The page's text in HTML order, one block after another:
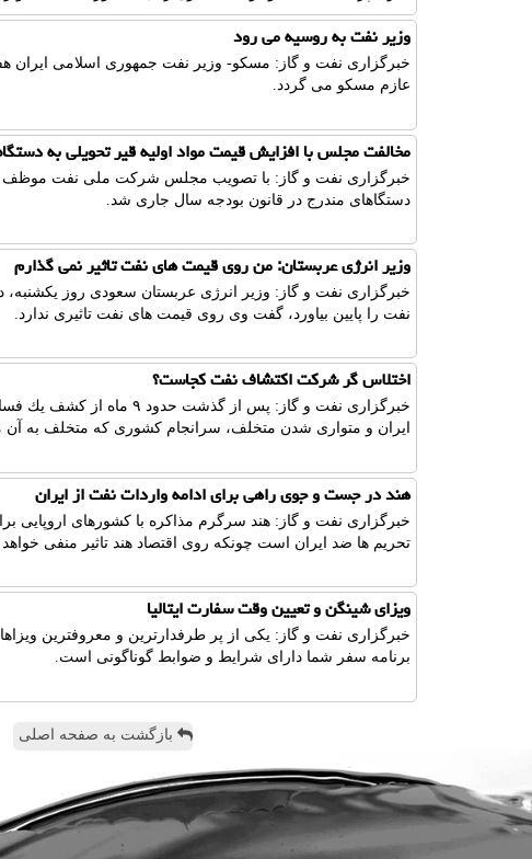
وزیر نفت به روسیه می رود
عازم مسكو می گردد.
مخالفت مجلس با افزایش قیمت مواد اولیه قیر تحویلی به
خبرگزاری نفت و گاز: با تصویب مجلس شركت ملی نفت موظف به
دستگاهای مندرج در قانون بودجه سال جاری شد.
وزیر انرژی عربستان: من روی قیمت های نفت تاثیر نمی گذارم
خبرگزاری نفت و گاز: وزیر انرژی عربستان سعودی روز یكشنبه،
نفت را پایین بیاورد، گفت وی روی قیمت های نفت تاثیری ندارد.
اختلاس گر شركت اكتشاف نفت كجاست؟
خبرگزاری نفت و گاز: پس از
ایران و متواری شدن متخلف، سرانجام كشوری كه متخلف به
هند در جست و جوی راهی برای ادامه واردات نفت از ایران
خبرگزاری نفت و گاز: هند سرگرم مذاكره با كشورهای اروپایی
تحریم ها ضد ایران است چونكه روی اقتصاد هند تاثیر منفی
ویزای شینگن و تعیین وقت سفارت ایتالیا
خبرگزاری نفت و گاز: یكی از پر طرفدارترین و معروفترین
برنامه سفر شما دارای شرایط و ضوابط گوناگونی است.
بازگشت به صفحه اصلی